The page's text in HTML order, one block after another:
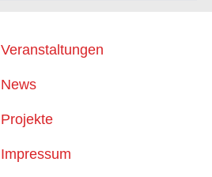
Veranstaltungen
News
Projekte
Impressum